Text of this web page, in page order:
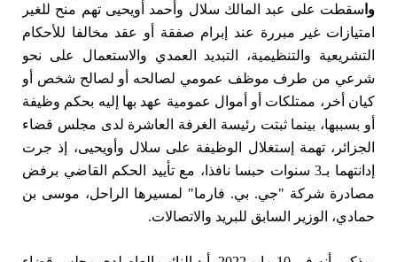
وا سقطت على عبد المالك سلال وأحمد أويحيى تهم منح للغير
امتيازات غير مبررة عند إبرام صفقة أو عقد مخالفا للأحكام
التشريعية والتنظيمية، التبديد العمدي والاستعمال على نحو
شرعي من طرف موظف عمومي لصالحه أو لصالح شخص أو
كيان أخر، ممتلكات أو أموال عمومية عهد بها إليه بحكم وظيفة
أو بسببها، بينما ثبتت رئيسة الغرفة العاشرة لدى مجلس قضاء
الجزائر، تهمة إستغلال الوظيفة على سلال وأويحيى، إذ جرت
إدانتهما بـ3 سنوات حبسا نافذا، مع تأييد الحكم القاضي برفض
مصادرة شركة "جي. بي. فارما" لمسيرها الراحل، موسى بن
حمادي، الوزير السابق للبريد والاتصالات.